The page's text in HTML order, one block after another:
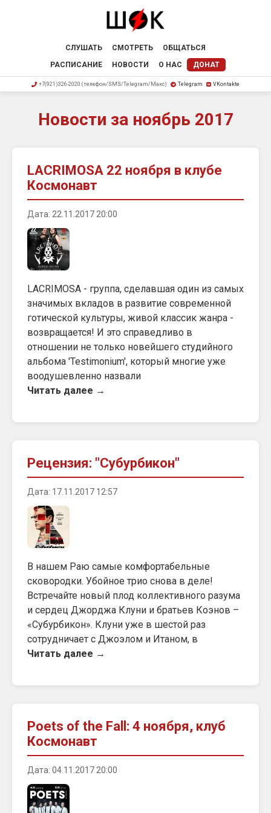
СЛУШАТЬ СМОТРЕТЬ
ОБЩАТЬСЯ
РАСПИСАНИЕ
НОВОСТИ О НАС ДОНАТ
+7(921)326-2020 (телефон/SMS/Telegram/Макс) Telegram VKontakte
Новости за ноябрь 2017
LACRIMOSA 22 ноября в клубе
Космонавт
Дата: 22.11.2017 20:00
LACRIMOSA - группа, сделавшая один из самых
значимых вкладов в развитие современной
готической культуры, живой классик жанра -
возвращается! И это справедливо в
отношении не только новейшего студийного
альбома 'Testimonium', который многие уже
воодушевленно назвали
Читать далее →
Рецензия: "Субурбикон"
Дата: 17.11.2017 12:57
В нашем Раю самые комфортабельные
сковородки. Убойное трио снова в деле!
Встречайте новый плод коллективного разума
и сердец Джорджа Клуни и братьев Коэнов –
«Субурбикон». Клуни уже в шестой раз
сотрудничает с Джоэлом и Итаном, в
Читать далее →
Poets of the Fall: 4 ноября, клуб
Космонавт
Дата: 04.11.2017 20:00